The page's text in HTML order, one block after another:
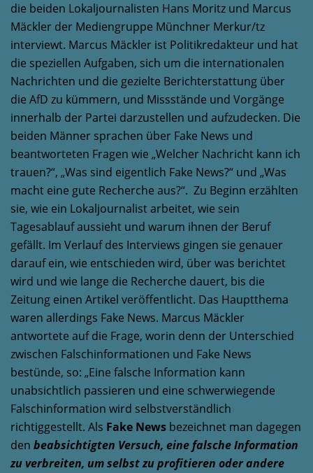
die beiden Lokaljournalisten Hans Moritz und Marcus
Mäckler der Mediengruppe Münchner Merkur/tz
interviewt. Marcus Mäckler ist Politikredakteur und hat
die speziellen Aufgaben, sich um die internationalen
Nachrichten und die gezielte Berichterstattung über
die AfD zu kümmern, und Missstände und Vorgänge
innerhalb der Partei darzustellen und aufzudecken. Die
beiden Männer sprachen über Fake News und
beantworteten Fragen wie „Welcher Nachricht kann ich
trauen?“, „Was sind eigentlich Fake News?“ und „Was
macht eine gute Recherche aus?“. Zu Beginn erzählten
sie, wie ein Lokaljournalist arbeitet, wie sein
Tagesablauf aussieht und warum ihnen der Beruf
gefällt. Im Verlauf des Interviews gingen sie genauer
darauf ein, wie entschieden wird, über was berichtet
wird und wie lange die Recherche dauert, bis die
Zeitung einen Artikel veröffentlicht. Das Hauptthema
waren allerdings Fake News. Marcus Mäckler
antwortete auf die Frage, worin denn der Unterschied
zwischen Falschinformationen und Fake News
bestünde, so: „Eine falsche Information kann
unabsichtlich passieren und eine schwerwiegende
Falschinformation wird selbstverständlich
richtiggestellt. Als Fake News bezeichnet man dagegen
den beabsichtigten Versuch, eine falsche Information
zu verbreiten, um selbst zu profitieren oder andere